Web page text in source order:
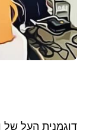
דוגמנית העל של